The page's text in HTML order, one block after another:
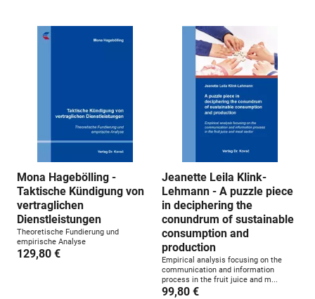
g
Mona Hagebölling -
Taktische Kündigung von
vertraglichen
Dienstleistungen
Theoretische Fundierung und
empirische Analyse
129,80 €
Jeanette Leila Klink-
Lehmann - A puzzle piece
in deciphering the
conundrum of sustainable
consumption and
production
Empirical analysis focusing on the
communication and information
process in the fruit juice and m...
99,80 €